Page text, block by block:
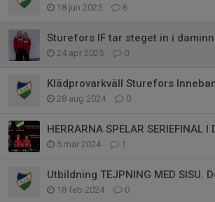
18 jun 2025 6
Sturefors IF tar steget in i
24 apr 2025 0
Klädprovarkväll Sturefors
28 aug 2024 0
5 mar 2024 1
18 feb 2024 0